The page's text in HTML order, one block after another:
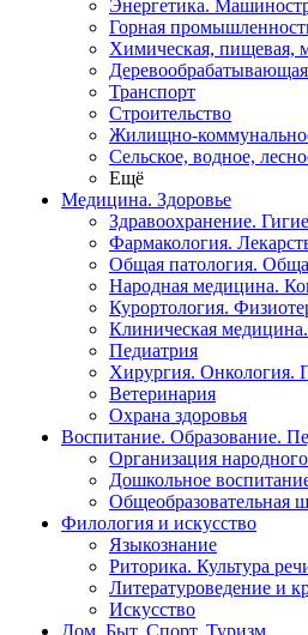
Энергетика.
Горная
Химическая, пищевая,
Транспорт
Строительство
Жилищно-
Сельское, водное,
Ещё
Медицина. Здоровье
Здравоохранение.
Фармакология.
Общая патология.
Народная медицина.
Курортология.
Клиническая
Педиатрия
Хирургия. Онкология.
Ветеринария
Охрана здоровья
Воспитание. Образование.
Организация
Дошкольное
Общеобразовательная
Филология и искусство
Языкознание
Риторика. Культура
Литературоведение и
Искусство
Дом. Быт. Спорт. Туризм